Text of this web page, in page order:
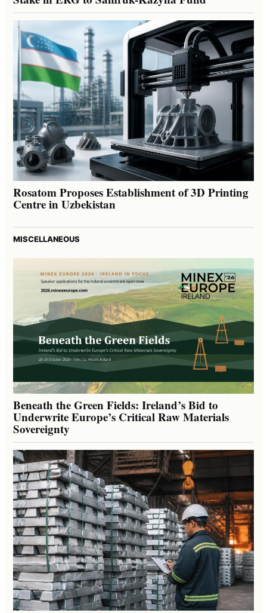
Rosatom Proposes Establishment of 3D Printing
Centre in Uzbekistan
MISCELLANEOUS
Beneath the Green Fields: Ireland’s Bid to
Underwrite Europe’s Critical Raw Materials
Sovereignty